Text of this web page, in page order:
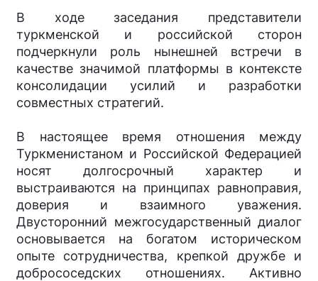
В ходе заседания представители
туркменской и российской сторон
подчеркнули роль нынешней встречи в
качестве значимой платформы в контексте
консолидации усилий и разработки
совместных стратегий.
В настоящее время отношения между
Туркменистаном и Российской Федерацией
носят долгосрочный характер и
выстраиваются на принципах равноправия,
доверия и взаимного уважения.
Двусторонний межгосударственный диалог
основывается на богатом историческом
опыте сотрудничества, крепкой дружбе и
добрососедских отношениях. Активно